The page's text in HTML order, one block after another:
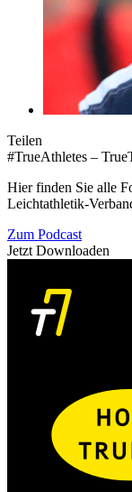
Teilen
#TrueAthletes –
Hier finden Sie alle
Leichtathletik-
Zum Podcast
Jetzt Downloaden